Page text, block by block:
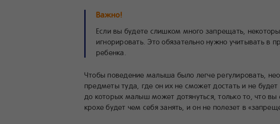
Важно!
Если вы будете слишком много запрещать,
игнорировать. Это обязательно нужно учитывать в
ребенка.
Чтобы поведение малыша было легче регулировать,
предметы туда, где он их не сможет достать и не
до которых малыш может дотянуться, только то, что
крохе будет чем себя занять, и он не полезет в